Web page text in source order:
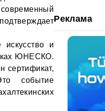
современный
искусство и
ЮНЕСКО.
сертификат,
событие
Реклама